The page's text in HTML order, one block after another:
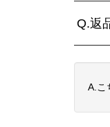
Q.返
A.こ